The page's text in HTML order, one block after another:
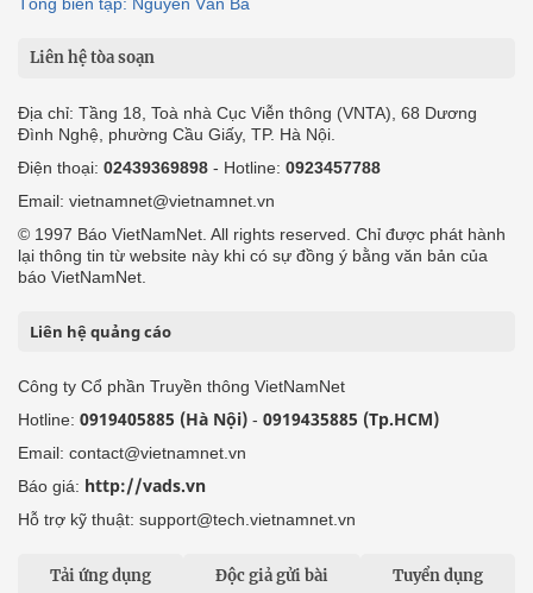
Tổng biên tập: Nguyễn Văn Bá
Liên hệ tòa soạn
Địa chỉ: Tầng 18, Toà nhà Cục Viễn thông (VNTA), 68 Dương
Đình Nghệ, phường Cầu Giấy, TP. Hà Nội.
Điện thoại: 02439369898 - Hotline: 0923457788
Email: vietnamnet@vietnamnet.vn
© 1997 Báo VietNamNet. All rights reserved. Chỉ được phát hành
lại thông tin từ website này khi có sự đồng ý bằng văn bản của
báo VietNamNet.
Liên hệ quảng cáo
Công ty Cổ phần Truyền thông VietNamNet
Hotline: 0919405885 (Hà Nội) - 0919435885 (Tp.HCM)
Email: contact@vietnamnet.vn
Báo giá: http://vads.vn
Hỗ trợ kỹ thuật: support@tech.vietnamnet.vn
Tải ứng dụng Độc giả gửi bài Tuyển dụng